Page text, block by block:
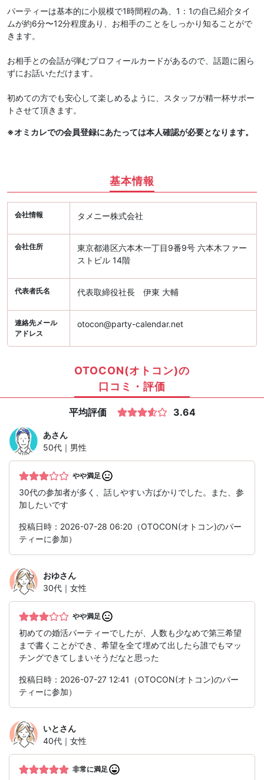
パーティーは基本的に小規模で1時間程の為、1：1の自己紹介タイ
ムが約6分〜12分程度あり、お相手のことをしっかり知ることがで
きます。
お相手との会話が弾むプロフィールカードがあるので、話題に困ら
ずにお話いただけます。
初めての方でも安心して楽しめるように、スタッフが精一杯サポー
トさせて頂きます。
※オミカレでの会員登録にあたっては本人確認が必要となります。
基本情報
会社情報 タメニー株式会社
会社住所
東京都港区六本木一丁目9番9号 六本木ファー
ストビル 14階
代表者氏名 代表取締役社長 伊東 大輔
連絡先メール
アドレス
otocon@party-calendar.net
OTOCON(オトコン)の
口コミ・評価
平均評価 3.64
あさん
50代｜男性
やや満足
30代の参加者が多く、話しやすい方ばかりでした。また、参
加したいです
投稿日時：2026-07-28 06:20（OTOCON(オトコン)のパー
ティーに参加）
おゆさん
30代｜女性
やや満足
初めての婚活パーティーでしたが、人数も少なめで第三希望
まで書くことができ、希望を全て埋めて出したら誰でもマッ
チングできてしまいそうだなと思った
投稿日時：2026-07-27 12:41（OTOCON(オトコン)のパー
ティーに参加）
いとさん
40代｜女性
非常に満足